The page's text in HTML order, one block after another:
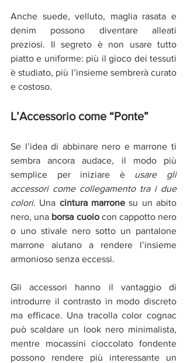
Anche suede, velluto, maglia rasata e
denim possono diventare alleati
preziosi. Il segreto è non usare tutto
piatto e uniforme: più il gioco dei tessuti
è studiato, più l’insieme sembrerà curato
e costoso.
L’Accessorio come “Ponte”
Se l’idea di abbinare nero e marrone ti
sembra ancora audace, il modo più
semplice per iniziare è usare gli
accessori come collegamento tra i due
colori. Una cintura marrone su un abito
nero, una borsa cuoio con cappotto nero
o uno stivale nero sotto un pantalone
marrone aiutano a rendere l’insieme
armonioso senza eccessi.
Gli accessori hanno il vantaggio di
introdurre il contrasto in modo discreto
ma efficace. Una tracolla color cognac
può scaldare un look nero minimalista,
mentre mocassini cioccolato fondente
possono rendere più interessante un